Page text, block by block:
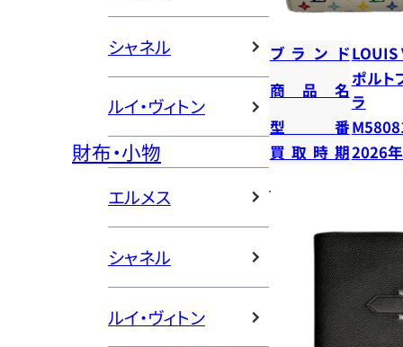
シャネル
ルイ・ヴィトン
財布・小物
エルメス
シャネル
ルイ・ヴィトン
ブランドLOUIS
商品名
ポルト
ラ
型番
買取時期2026